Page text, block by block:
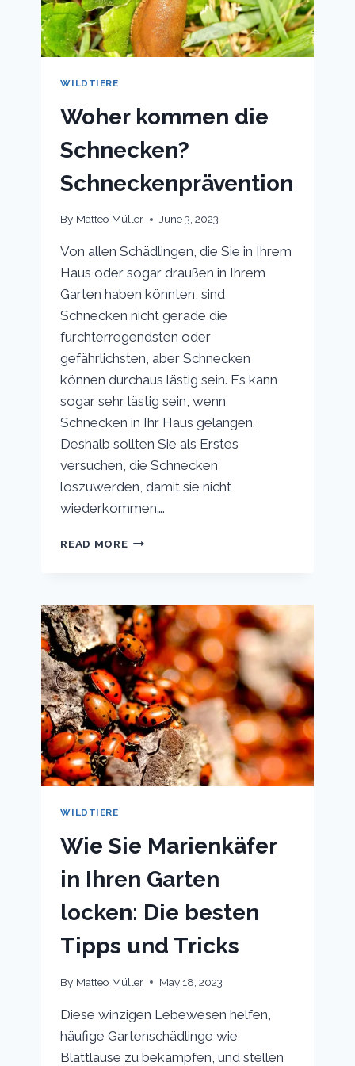
WILDTIERE
Woher kommen die
Schnecken?
Schneckenprävention
By Matteo Müller June 3, 2023
Von allen Schädlingen, die Sie in Ihrem
Haus oder sogar draußen in Ihrem
Garten haben könnten, sind
Schnecken nicht gerade die
furchterregendsten oder
gefährlichsten, aber Schnecken
können durchaus lästig sein. Es kann
sogar sehr lästig sein, wenn
Schnecken in Ihr Haus gelangen.
Deshalb sollten Sie als Erstes
versuchen, die Schnecken
loszuwerden, damit sie nicht
wiederkommen….
READ MOREWOHER
SCHNECKENPRÄVENTION
WILDTIERE
Wie Sie Marienkäfer
in Ihren Garten
locken: Die besten
Tipps und Tricks
By Matteo Müller May 18, 2023
Diese winzigen Lebewesen helfen,
häufige Gartenschädlinge wie
Blattläuse zu bekämpfen, und stellen